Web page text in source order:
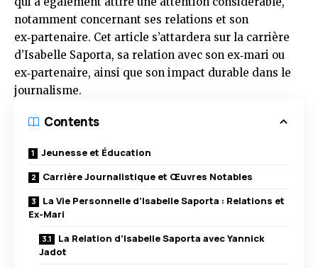
notamment concernant ses relations et son
ex‑partenaire. Cet article s’attardera sur la carrière
d’Isabelle Saporta, sa relation avec son ex‑mari ou
ex‑partenaire, ainsi que son impact durable dans le
journalisme.
Contents
Jeunesse et Éducation
Carrière Journalistique et Œuvres Notables
La Vie Personnelle d’Isabelle Saporta : Relations et
Ex-Mari
La Relation d’Isabelle Saporta avec Yannick
Jadot